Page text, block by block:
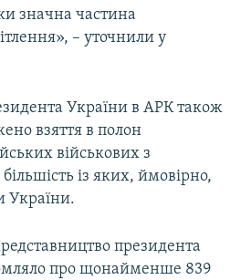
значна частина
– уточнили у
України в АРК також
взяття в полон
військових з
із яких, ймовірно,
України.
президента
про щонайменше 839